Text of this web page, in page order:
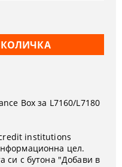
Box за L7160/L7180
institutions
цел.
си с бутона "Добави в